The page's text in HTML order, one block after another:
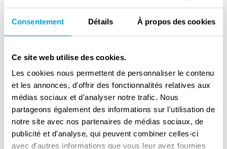
Consentement Détails À propos des cookies
Ce site web utilise des cookies.
Les cookies nous permettent de personnaliser le contenu
et les annonces, d'offrir des fonctionnalités relatives aux
médias sociaux et d'analyser notre trafic. Nous
partageons également des informations sur l'utilisation de
notre site avec nos partenaires de médias sociaux, de
publicité et d'analyse, qui peuvent combiner celles-ci
avec d'autres informations que vous leur avez fournies
wischte sich mit einem Taschentuch die
Augen."
Grzesiuk die Lebensbedingungen, das
Verhalten der Lagerbesatzung und anderer
Häftlinge. Er wies besonders auf die Brutalität
der Funktionshäftlinge, der sogenannten
Kapos, hin. Anfangs war er ein "Moslem", was
im Lagerjargon einen durch Arbeit und Hunger
extrem erschöpften Häftling bezeichnete. Im